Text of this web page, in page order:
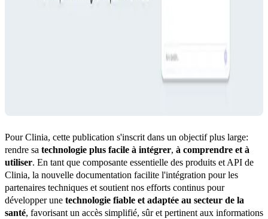
Pour Clinia, cette publication s'inscrit dans un objectif plus large:
rendre sa technologie plus facile à intégrer, à comprendre et à
utiliser. En tant que composante essentielle des produits et API de
Clinia, la nouvelle documentation facilite l'intégration pour les
partenaires techniques et soutient nos efforts continus pour
développer une technologie fiable et adaptée au secteur de la
santé, favorisant un accès simplifié, sûr et pertinent aux informations